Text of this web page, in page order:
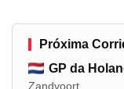
Próxima
GP da
Zandvoort